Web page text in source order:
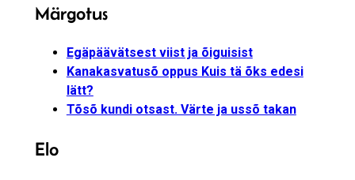
Märgotus
Egäpäävätsest viist ja õiguisist
Kanakasvatusõ oppus Kuis tä õks edesi
lätt?
Tõsõ kundi otsast. Värte ja ussõ takan
Elo